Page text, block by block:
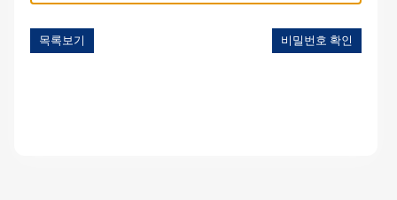
목록보기 비밀번호 확인